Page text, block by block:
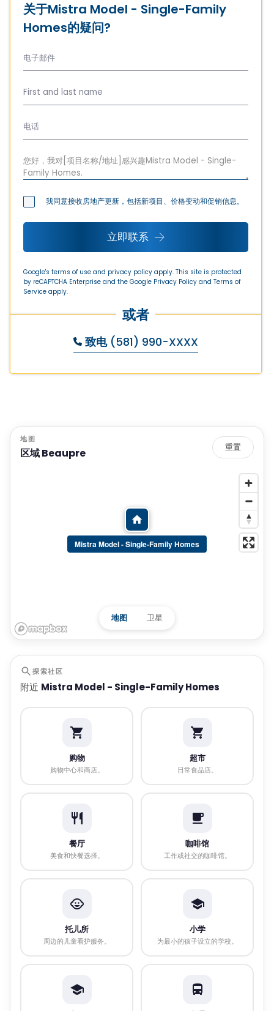
关于Mistra Model - Single-Family
Homes的疑问?
我同意接收房地产更新，包括新项目、价格变动和促销信息。
立即联系
Google's terms of use and privacy policy apply. This site is protected
by reCAPTCHA Enterprise and the Google Privacy Policy and Terms of
Service apply.
或者
致电 (581) 990-XXXX
地图
区域 Beaupre 重置
Mistra Model - Single-Family Homes
地图 卫星
探索社区
附近 Mistra Model - Single-Family Homes
购物
购物中心和商店。
超市
日常食品店。
餐厅
美食和快餐选择。
咖啡馆
工作或社交的咖啡馆。
托儿所
周边的儿童看护服务。
小学
为最小的孩子设立的学校。